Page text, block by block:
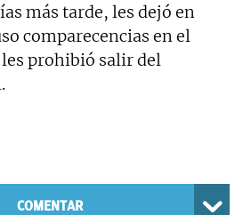
más tarde, les dejó en
comparecencias en el
prohibió salir del
COMENTAR